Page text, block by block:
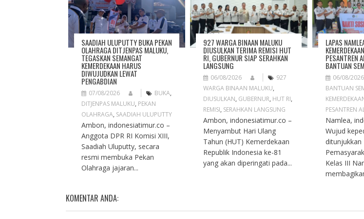
T
O
SAADIAH ULUPUTTY BUKA PEKAN
OLAHRAGA DITJENPAS MALUKU,
TEGASKAN SEMANGAT
KEMERDEKAAN HARUS
DIWUJUDKAN LEWAT
PENGABDIAN
07/08/2026 BUKA,
DITJENPAS MALUKU, PEKAN
OLAHRAGA, SAADIAH ULUPUTTY
Ambon, indonesiatimur.co –
Anggota DPR RI Komisi XIII,
Saadiah Uluputty, secara
resmi membuka Pekan
Olahraga jajaran...
927 WARGA BINAAN MALUKU
DIUSULKAN TERIMA REMISI HUT
RI, GUBERNUR SIAP SERAHKAN
LANGSUNG
06/08/2026
927
WARGA BINAAN MALUKU,
DIUSULKAN, GUBERNUR, HUT RI,
REMISI, SERAHKAN LANGSUNG
Ambon, indonesiatimur.co –
Menyambut Hari Ulang
Tahun (HUT) Kemerdekaan
Republik Indonesia ke-81
yang akan diperingati pada...
LAPAS
PESANTREN
BANTUAN
06/08/2026
BANTUAN
PESANTREN
Namlea,
Wujud
ditunjukkan
Kelas III
KOMENTAR ANDA: